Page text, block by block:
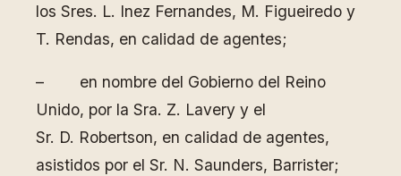
los Sres. L. Inez Fernandes, M. Figueiredo y
T. Rendas, en calidad de agentes;
– en nombre del Gobierno del Reino
Unido, por la Sra. Z. Lavery y el
Sr. D. Robertson, en calidad de agentes,
asistidos por el Sr. N. Saunders, Barrister;